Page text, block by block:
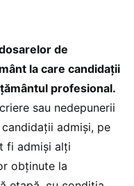
de
la care candidații
profesional.
sau nedepunerii
admiși, pe
fi admiși alți
obținute la